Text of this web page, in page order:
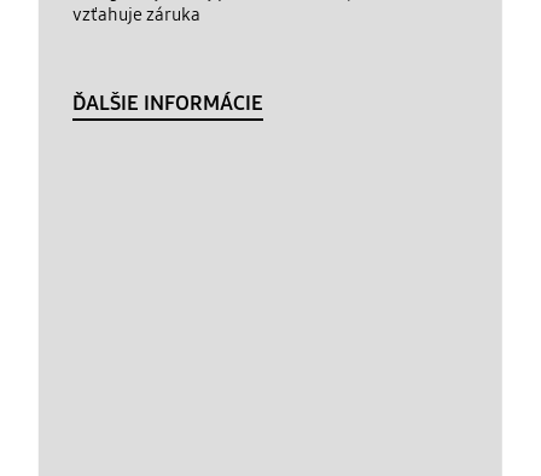
vzťahuje záruka
ĎALŠIE INFORMÁCIE